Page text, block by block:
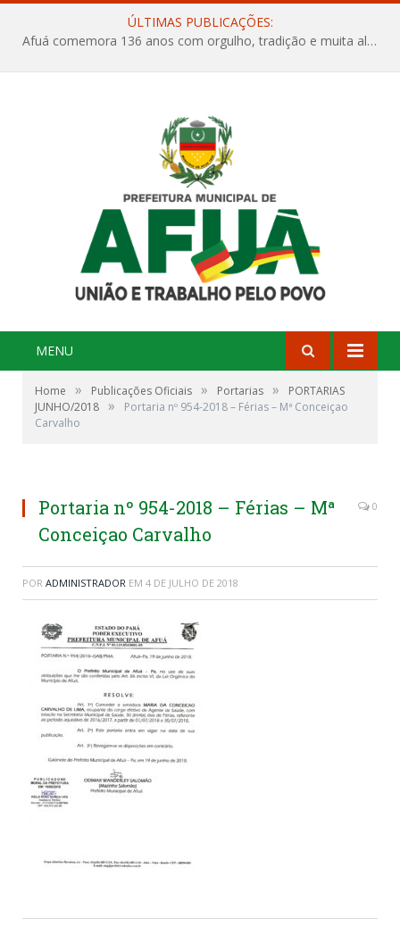
ÚLTIMAS PUBLICAÇÕES:
Afuá comemora 136 anos com orgulho, tradição e muita alegria na Quadra Dr. Nelson Salomão
MENU
Home » Publicações Oficiais » Portarias »
PORTARIAS
JUNHO/2018 »
Portaria nº 954-2018 – Férias – Mª Conceiçao
Carvalho
Portaria nº 954-2018 – Férias – Mª
Conceiçao Carvalho
0
POR ADMINISTRADOR EM 4 DE JULHO DE 2018